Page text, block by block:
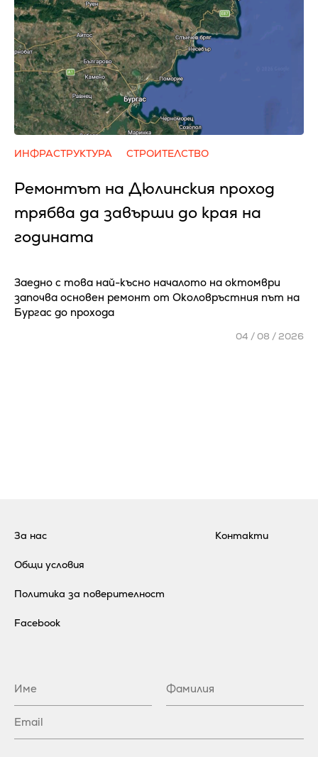
ИНФРАСТРУКТУРА СТРОИТЕЛСТВО
Ремонтът на Дюлинския проход
трябва да завърши до края на
годината
Заедно с това най-късно началото на октомври
започва основен ремонт от Околовръстния път на
Бургас до прохода
04 / 08 / 2026
За нас
Общи условия
Политика за поверителност
Контакти
Facebook